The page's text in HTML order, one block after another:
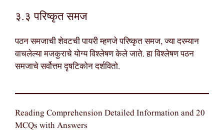
३.३ परिष्कृत समज
पठन समजाची शेवटची पायरी म्हणजे परिष्कृत समज, ज्या दरम्यान
वाचलेल्या मजकुराचे योग्य विश्लेषण केले जाते. हा विश्लेषण पठन
समजाचे सर्वोत्तम दृषटिकोन दर्शवितो.
Reading Comprehension Detailed Information and 20
MCQs with Answers